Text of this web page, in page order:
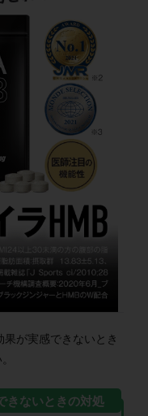
が実感できないとき